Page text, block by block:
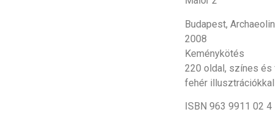
Budapest,
2008
Keménykötés
220 oldal, színes
fehér illusztrációkkal
ISBN 963 9911 02 4